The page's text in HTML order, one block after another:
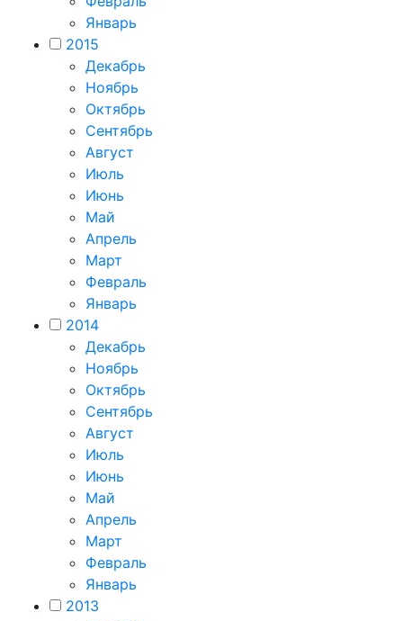
Январь
2015
Декабрь
Ноябрь
Октябрь
Сентябрь
Август
Июль
Июнь
Май
Апрель
Март
Февраль
Январь
2014
Декабрь
Ноябрь
Октябрь
Сентябрь
Август
Июль
Июнь
Май
Апрель
Март
Февраль
Январь
2013